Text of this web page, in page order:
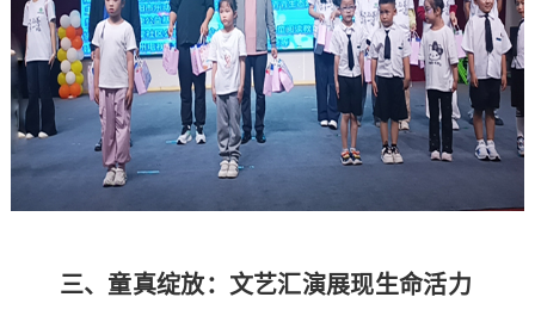
三、童真绽放：文艺汇演展现生命活力